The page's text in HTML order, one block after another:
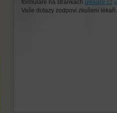
formuláře na stránkách ulekare.cz
Vaše dotazy zodpoví zkušení lékaři.